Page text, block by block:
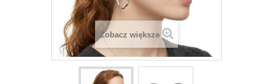
Zobacz większe